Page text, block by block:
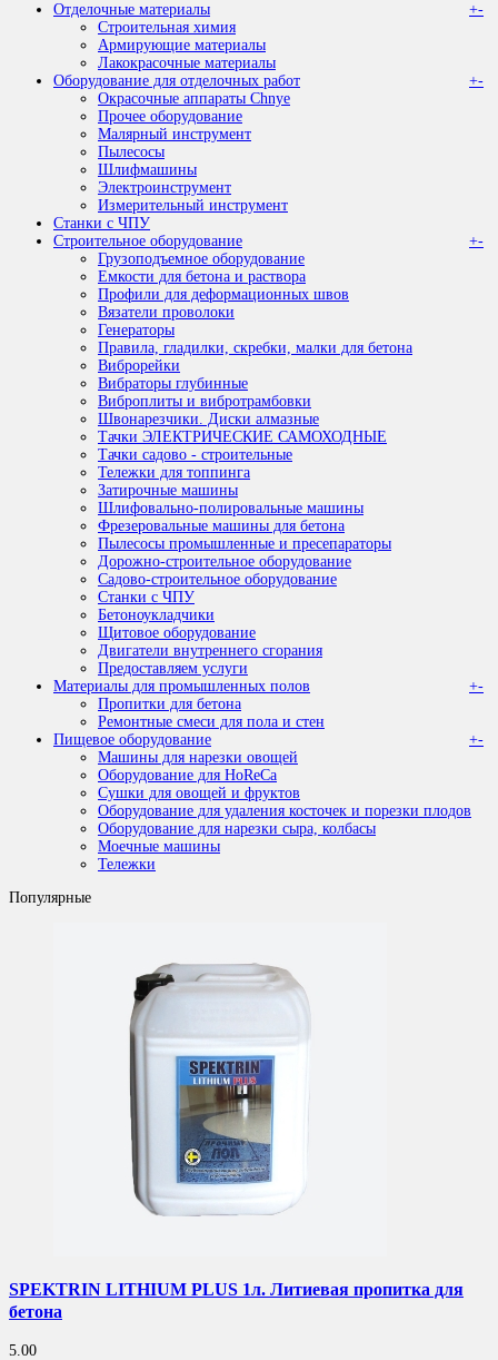
Отделочные материалы
+-
Строительная химия
Армирующие материалы
Лакокрасочные материалы
Оборудование для отделочных работ
+-
Окрасочные аппараты Chnye
Прочее оборудование
Малярный инструмент
Пылесосы
Шлифмашины
Электроинструмент
Измерительный инструмент
Станки с ЧПУ
Строительное оборудование
+-
Грузоподъемное оборудование
Емкости для бетона и раствора
Профили для деформационных швов
Вязатели проволоки
Генераторы
Правила, гладилки, скребки, малки для бетона
Виброрейки
Вибраторы глубинные
Виброплиты и вибротрамбовки
Швонарезчики. Диски алмазные
Тачки ЭЛЕКТРИЧЕСКИЕ САМОХОДНЫЕ
Тачки садово - строительные
Тележки для топпинга
Затирочные машины
Шлифовально-полировальные машины
Фрезеровальные машины для бетона
Пылесосы промышленные и пресепараторы
Дорожно-строительное оборудование
Садово-строительное оборудование
Станки с ЧПУ
Бетоноукладчики
Щитовое оборудование
Двигатели внутреннего сгорания
Предоставляем услуги
Материалы для промышленных полов
+-
Пропитки для бетона
Ремонтные смеси для пола и стен
Пищевое оборудование
+-
Машины для нарезки овощей
Оборудование для HoReCa
Сушки для овощей и фруктов
Оборудование для удаления косточек и порезки плодов
Оборудование для нарезки сыра, колбасы
Моечные машины
Тележки
Популярные
SPEKTRIN LITHIUM PLUS 1л. Литиевая пропитка для
бетона
5.00